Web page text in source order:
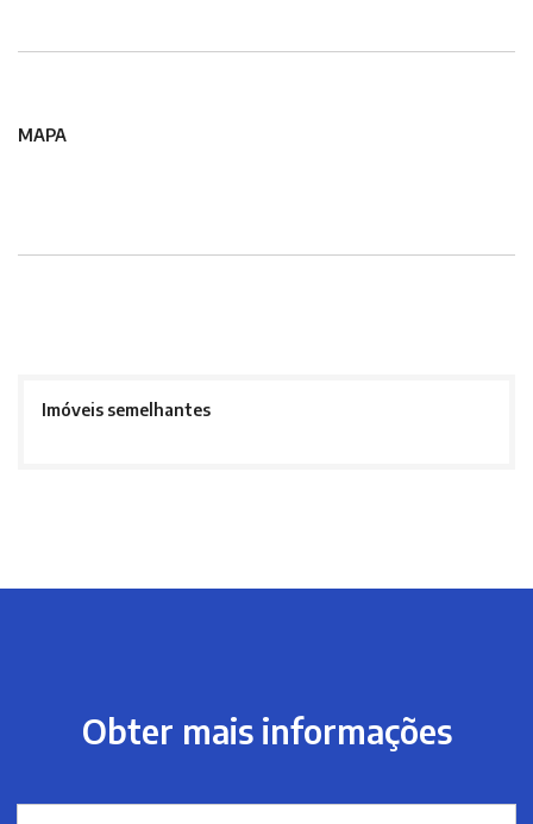
MAPA
Imóveis semelhantes
Obter mais informações